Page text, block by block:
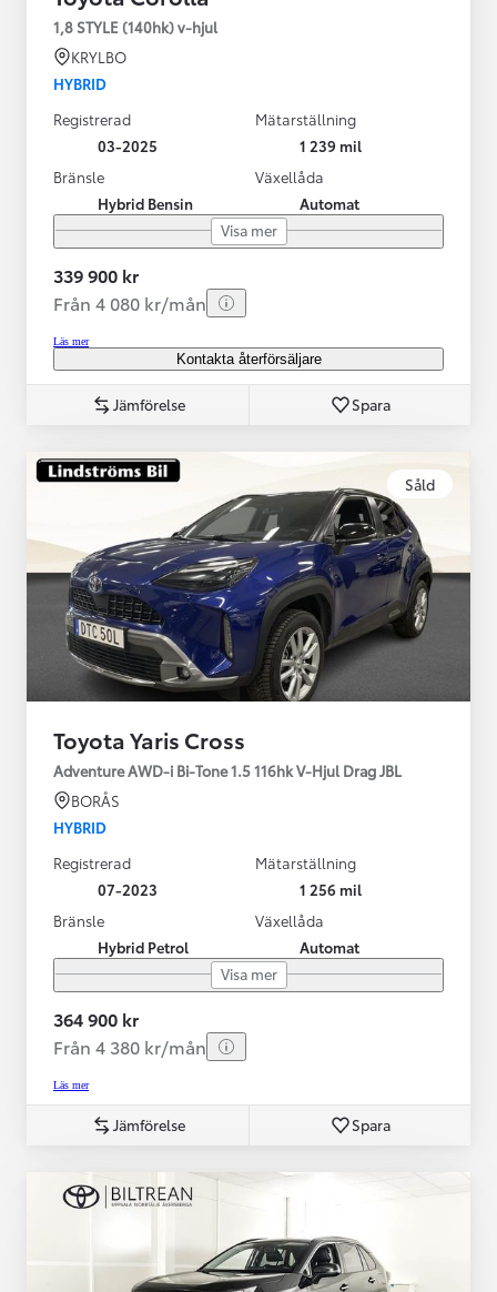
1,8 STYLE (140hk) v-hjul
KRYLBO
HYBRID
Registrerad
03-2025
Mätarställning
1 239 mil
Bränsle
Hybrid Bensin
Växellåda
Automat
Visa mer
339 900 kr
Från 4 080 kr/mån
Läs mer
Kontakta återförsäljare
Jämförelse Spara
Såld
Toyota Yaris Cross
Adventure AWD-i Bi-Tone 1.5 116hk V-Hjul Drag JBL
BORÅS
HYBRID
Registrerad
07-2023
Mätarställning
1 256 mil
Bränsle
Hybrid Petrol
Växellåda
Automat
Visa mer
364 900 kr
Från 4 380 kr/mån
Läs mer
Jämförelse Spara